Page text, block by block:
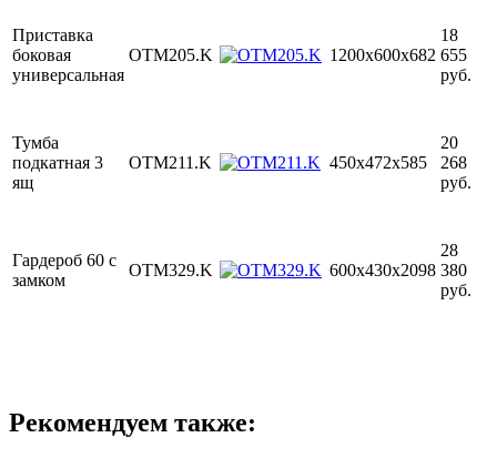
Приставка
боковая
универсальная
OTM205.K 1200х600х682
18
655
руб.
Тумба
подкатная 3
ящ
OTM211.K 450х472х585
20
268
руб.
Гардероб 60 с
замком
OTM329.K 600х430х2098
28
380
руб.
Рекомендуем также: